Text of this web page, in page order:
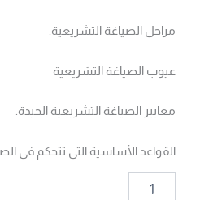
مراحل الصياغة التشريعية.
عيوب الصياغة التشريعية
معايير الصياغة التشريعية الجيدة.
القواعد الأساسية التي تتحكم في